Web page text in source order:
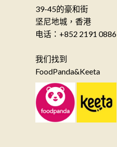
39-45的豪和街
坚尼地城，香港
电话：+852 2191 0886
我们找到
FoodPanda&Keeta